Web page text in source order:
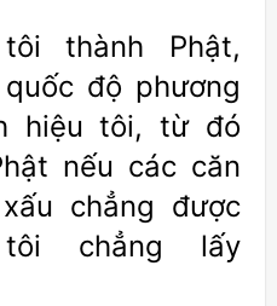
thành Phật,
độ phương
hiệu tôi, từ đó
nếu các căn
chẳng được
chẳng lấy